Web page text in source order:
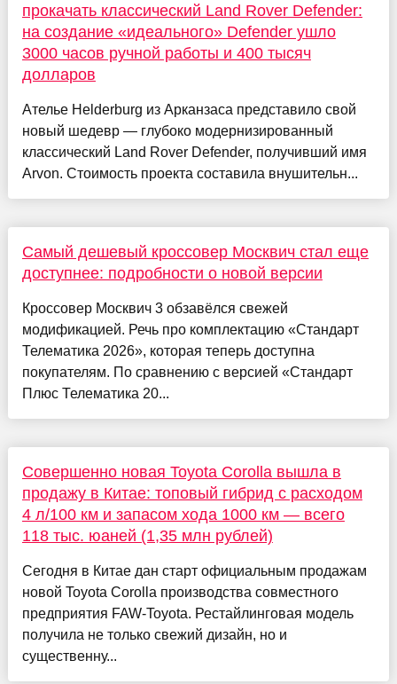
прокачать классический Land Rover Defender:
на создание «идеального» Defender ушло
3000 часов ручной работы и 400 тысяч
долларов
Ателье Helderburg из Арканзаса представило свой
новый шедевр — глубоко модернизированный
классический Land Rover Defender, получивший имя
Arvon. Стоимость проекта составила внушительн...
Самый дешевый кроссовер Москвич стал еще
доступнее: подробности о новой версии
Кроссовер Москвич 3 обзавёлся свежей
модификацией. Речь про комплектацию «Стандарт
Телематика 2026», которая теперь доступна
покупателям. По сравнению с версией «Стандарт
Плюс Телематика 20...
Совершенно новая Toyota Corolla вышла в
продажу в Китае: топовый гибрид с расходом
4 л/100 км и запасом хода 1000 км — всего
118 тыс. юаней (1,35 млн рублей)
Сегодня в Китае дан старт официальным продажам
новой Toyota Corolla производства совместного
предприятия FAW-Toyota. Рестайлинговая модель
получила не только свежий дизайн, но и
существенну...